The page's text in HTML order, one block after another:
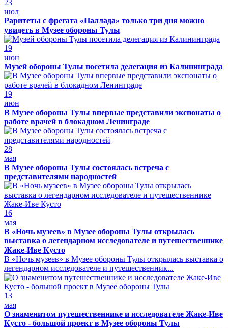
23
июл
Раритеты с фрегата «Паллада» только три дня можно
увидеть в Музее обороны Тулы
19
июн
Музей обороны Тулы посетила делегация из Калининграда
19
июн
В Музее обороны Тулы впервые представили экспонаты о
работе врачей в блокадном Ленинграде
28
мая
В Музее обороны Тулы состоялась встреча с
представителями народностей
16
мая
В «Ночь музеев» в Музее обороны Тулы открылась
выставка о легендарном исследователе и путешественнике
Жаке-Иве Кусто
В «Ночь музеев» в Музее обороны Тулы открылась выставка о
легендарном исследователе и путешественник...
13
мая
О знаменитом путешественнике и исследователе Жаке-Иве
Кусто - большой проект в Музее обороны Тулы